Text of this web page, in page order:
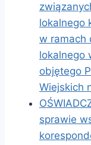
lokalnego
w ramach
lokalnego
objętego
Wiejskich
sprawie